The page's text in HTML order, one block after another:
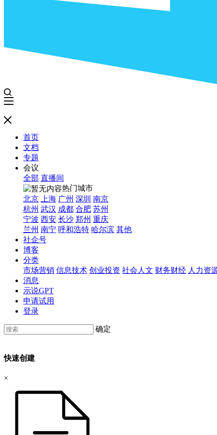
首页
文档
专题
会议
全部 直播间
热门城市
北京
上海 广州 深圳 南京
杭州 武汉 成都 合肥 苏州
宁波 西安 长沙 郑州 重庆
兰州 南宁 呼和浩特 哈尔滨 其他
社企号
博客
分类
市场营销 信息技术 创业投资 社会人文 财务财经 人力资
消息
示说GPT
申请试用
登录
确定
快速创建
×